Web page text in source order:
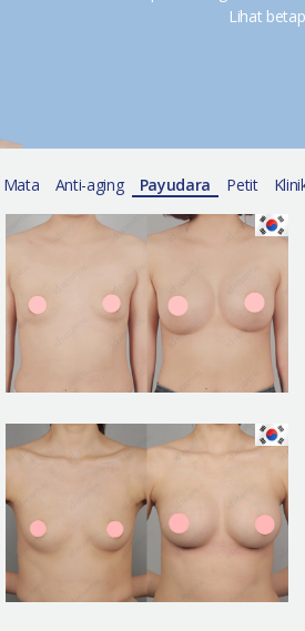
Lihat
Mata Anti-aging Payudara Petit